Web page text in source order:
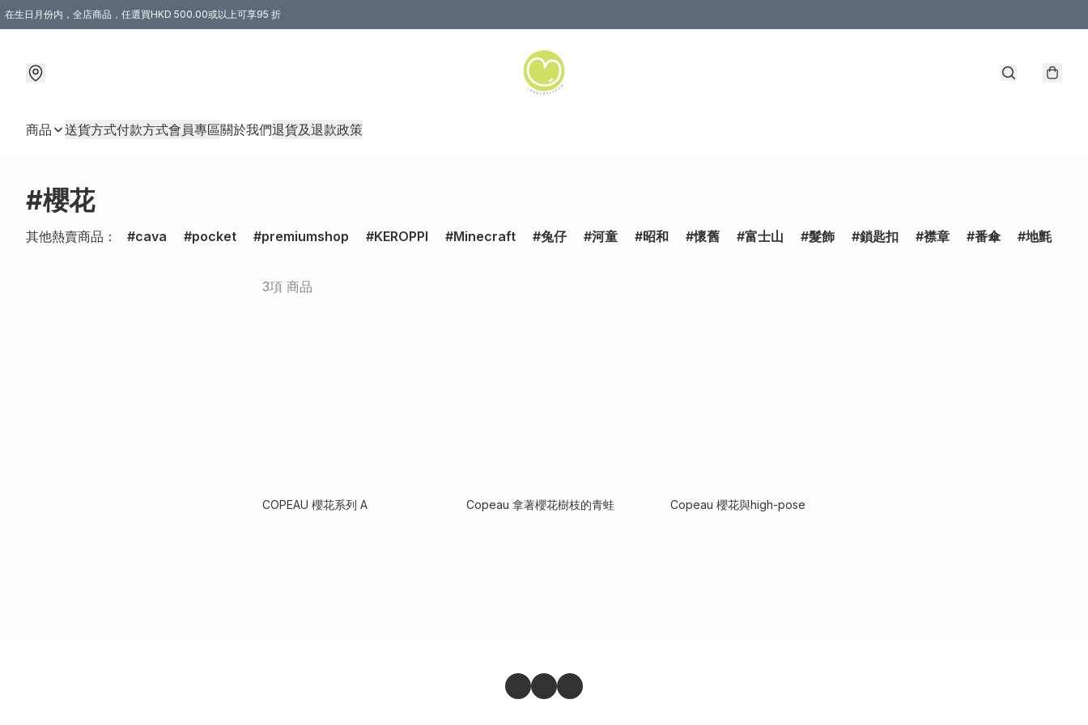
在生日月份内，全店商品，任選買HKD 500.00或以上可享95 折
商品 送貨方式付款方式會員專區關於我們退貨及退款政策
#櫻花
其他熱賣商品： cava pocket premiumshop KEROPPI Minecraft 兔仔 河童 昭和 懷舊 富士山 髮飾 鎖匙扣 襟章 番傘 地氈
3項 商品
COPEAU 櫻花系列 A Copeau 拿著櫻花樹枝的青蛙 Copeau 櫻花與high-pose